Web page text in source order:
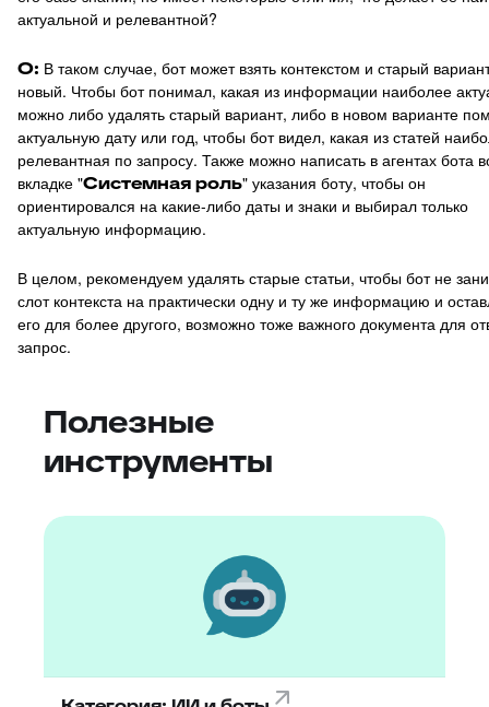
актуальной и релевантной?
О: В таком случае, бот может взять контекстом и старый
новый. Чтобы бот понимал, какая из информации наиболее
можно либо удалять старый вариант, либо в новом варианте
актуальную дату или год, чтобы бот видел, какая из статей
релевантная по запросу. Также можно написать в агентах бота
вкладке "Системная роль" указания боту, чтобы он
ориентировался на какие-либо даты и знаки и выбирал только
актуальную информацию.
В целом, рекомендуем удалять старые статьи, чтобы бот не
слот контекста на практически одну и ту же информацию и
его для более другого, возможно тоже важного документа для
запрос.
Полезные
инструменты